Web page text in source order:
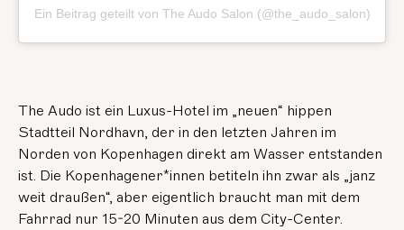
Ein Beitrag geteilt von The Audo Salon (@the_audo_salon)
The Audo ist ein Luxus-Hotel im „neuen“ hippen
Stadtteil Nordhavn, der in den letzten Jahren im
Norden von Kopenhagen direkt am Wasser entstanden
ist. Die Kopenhagener*innen betiteln ihn zwar als „janz
weit draußen“, aber eigentlich braucht man mit dem
Fahrrad nur 15-20 Minuten aus dem City-Center.